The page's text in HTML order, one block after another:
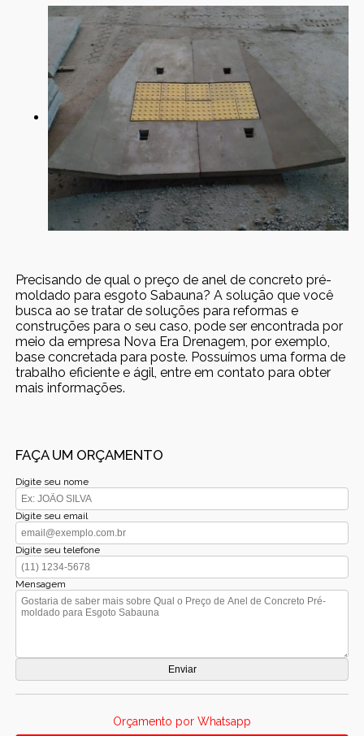
Precisando de qual o preço de anel de concreto pré-
moldado para esgoto Sabauna? A solução que você
busca ao se tratar de soluções para reformas e
construções para o seu caso, pode ser encontrada por
meio da empresa Nova Era Drenagem, por exemplo,
base concretada para poste. Possuímos uma forma de
trabalho eficiente e ágil, entre em contato para obter
mais informações.
FAÇA UM ORÇAMENTO
Digite seu nome
Digite seu email
Digite seu telefone
Mensagem
Orçamento por Whatsapp